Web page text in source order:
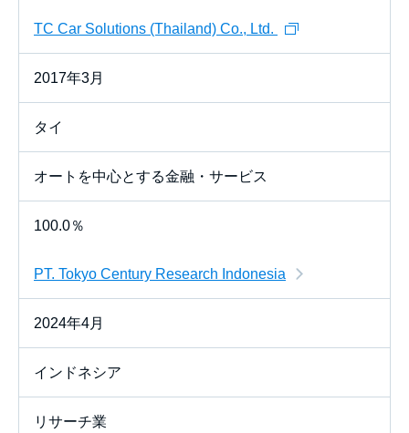
TC Car Solutions (Thailand) Co., Ltd.
2017年3月
タイ
オートを中心とする金融・サービス
100.0％
PT. Tokyo Century Research Indonesia
2024年4月
インドネシア
リサーチ業